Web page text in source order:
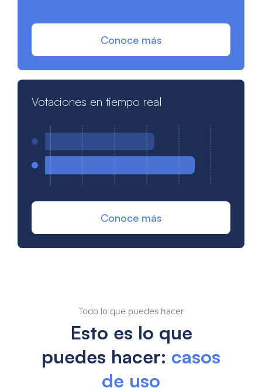
Conoce más
Votaciones en tiempo real
Conoce más
Todo lo que puedes hacer
Esto es lo que
puedes hacer: casos
de uso